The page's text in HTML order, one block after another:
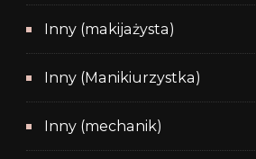
Inny (makijażysta)
Inny (Manikiurzystka)
Inny (mechanik)